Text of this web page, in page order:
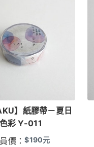
】紙膠帶－夏日
色彩 Y-011
價：$190元